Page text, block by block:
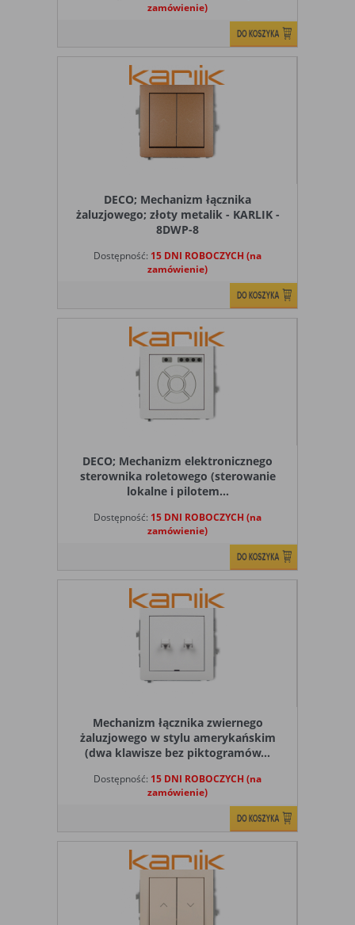
Ograniczenie stosowania plików „cookies”, może wpłynąć
na niektóre funkcjonalności dostępne na stronie
zamówienie)
DECO; Mechanizm łącznika
żaluzjowego; złoty metalik - KARLIK -
8DWP-8
Dostępność: 15 DNI ROBOCZYCH (na
zamówienie)
DECO; Mechanizm elektronicznego
sterownika roletowego (sterowanie
lokalne i pilotem...
Dostępność: 15 DNI ROBOCZYCH (na
zamówienie)
Mechanizm łącznika zwiernego
żaluzjowego w stylu amerykańskim
(dwa klawisze bez piktogramów...
Dostępność: 15 DNI ROBOCZYCH (na
zamówienie)